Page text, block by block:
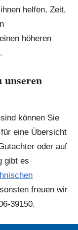
helfen, Zeit,
höheren
können Sie
eine Übersicht
oder auf
gibt es
freuen wir
39150.